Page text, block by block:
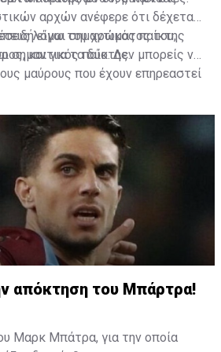
αρχών ανέφερε ότι δέχεται
λόγω του χρώματος του,
σημαντικός παίκτης.
είμαι σημαντικός παίκτης
και για τα δύο. Δεν μπορείς να
μαύρους που έχουν επηρεαστεί
ο 23χρονος ποδοσφαιριστής.
απόκτηση του Μπάρτρα!
Μαρκ Μπάτρα, για την οποία